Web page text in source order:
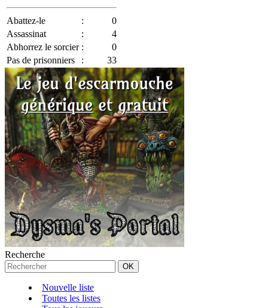
Abattez-le :
0
Assassinat
:
4
Abhorrez le sorcier :
0
Pas de prisonniers
: 33
Recherche
Nouvelle liste
Toutes les listes